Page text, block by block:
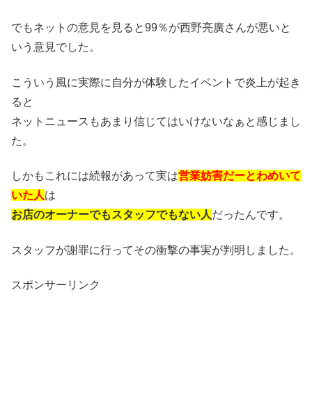
でもネットの意見を見ると99％が西野亮廣さんが悪いと
いう意見でした。
こういう風に実際に自分が体験したイベントで炎上が起き
ると
ネットニュースもあまり信じてはいけないなぁと感じまし
た。
しかもこれには続報があって実は営業妨害だーとわめいて
いた人は
お店のオーナーでもスタッフでもない人だったんです。
スタッフが謝罪に行ってその衝撃の事実が判明しました。
スポンサーリンク